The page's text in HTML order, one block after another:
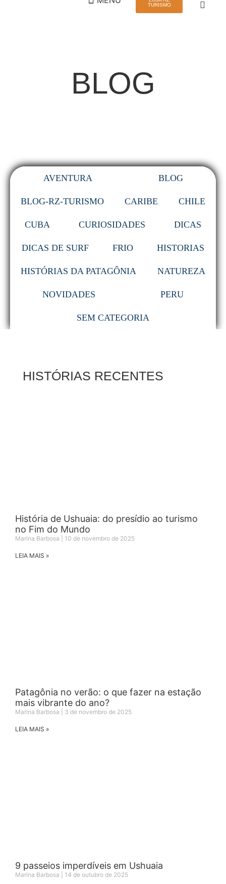
TURISMO
BLOG
AVENTURA BLOG
BLOG-RZ-TURISMO CARIBE CHILE
CUBA CURIOSIDADES DICAS
DICAS DE SURF FRIO HISTORIAS
HISTÓRIAS DA PATAGÔNIA NATUREZA
NOVIDADES PERU
SEM CATEGORIA
HISTÓRIAS RECENTES
História de Ushuaia: do presídio ao turismo
no Fim do Mundo
Marina Barbosa 10 de novembro de 2025
LEIA MAIS »
Patagônia no verão: o que fazer na estação
mais vibrante do ano?
Marina Barbosa 3 de novembro de 2025
LEIA MAIS »
9 passeios imperdíveis em Ushuaia
Marina Barbosa 14 de outubro de 2025